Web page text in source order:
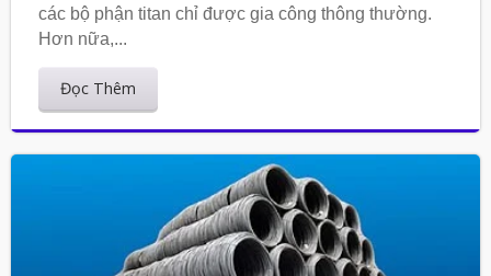
các bộ phận titan chỉ được gia công thông thường.
Hơn nữa,...
Đọc Thêm